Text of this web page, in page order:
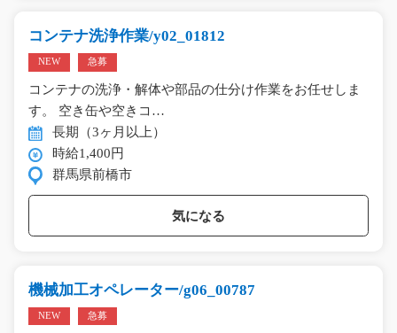
コンテナ洗浄作業/y02_01812
NEW 急募
コンテナの洗浄・解体や部品の仕分け作業をお任せしま
す。 空き缶や空きコ…
長期（3ヶ月以上）
時給1,400円
群馬県前橋市
気になる
機械加工オペレーター/g06_00787
NEW 急募